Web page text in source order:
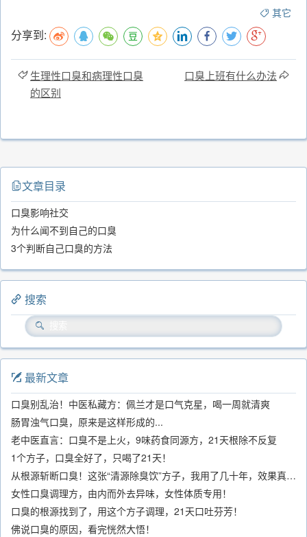
其它
分享到:
生理性口臭和病理性口臭
的区别
口臭上班有什么办法
文章目录
口臭影响社交
为什么闻不到自己的口臭
3个判断自己口臭的方法
搜索
最新文章
口臭别乱治！中医私藏方：佩兰才是口气克星，喝一周就清爽
肠胃浊气口臭，原来是这样形成的...
老中医直言：口臭不是上火，9味药食同源方，21天根除不反复
1个方子，口臭全好了，只喝了21天！
从根源斩断口臭！这张“清源除臭饮”方子，我用了几十年，效果真不错
女性口臭调理方，由内而外去异味，女性体质专用！
口臭的根源找到了，用这个方子调理，21天口吐芬芳！
佛说口臭的原因，看完恍然大悟！